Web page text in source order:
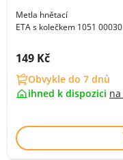
Metla hnětací
ETA s kolečkem 1051 00030
Cena s DPH:
149 Kč
Obvykle do 7 dnů
ihned k dispozici na